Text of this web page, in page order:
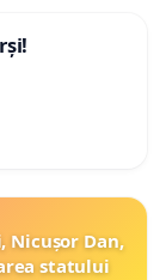
Nicușor Dan,
statului